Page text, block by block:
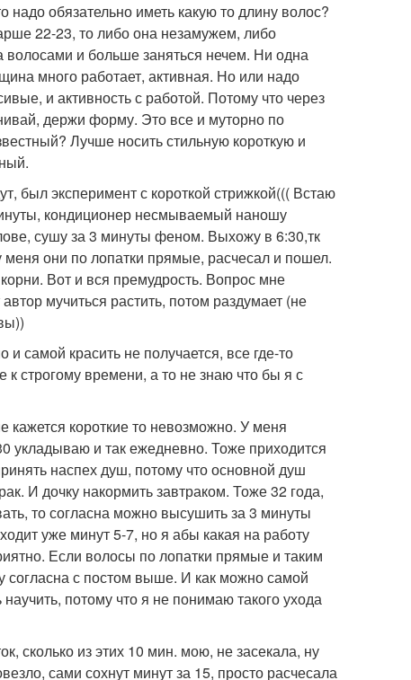
обязательно иметь какую то длину волос?
22-23, то либо она незамужем, либо
и больше заняться нечем. Ни одна
много работает, активная. Но или надо
и активность с работой. Потому что через
держи форму. Это все и муторно по
Лучше носить стильную короткую и
был эксперимент с короткой стрижкой((( Встаю
кондиционер несмываемый наношу
сушу за 3 минуты феном. Выхожу в 6:30,тк
они по лопатки прямые, расчесал и пошел.
Вот и вся премудрость. Вопрос мне
мучиться растить, потом раздумает (не
самой красить не получается, все где-то
строгому времени, а то не знаю что бы я с
короткие то невозможно. У меня
укладываю и так ежедневно. Тоже приходится
наспех душ, потому что основной душ
И дочку накормить завтраком. Тоже 32 года,
то согласна можно высушить за 3 минуты
уже минут 5-7, но я абы какая на работу
Если волосы по лопатки прямые и таким
с постом выше. И как можно самой
потому что я не понимаю такого ухода
сколько из этих 10 мин. мою, не засекала, ну
сами сохнут минут за 15, просто расчесала